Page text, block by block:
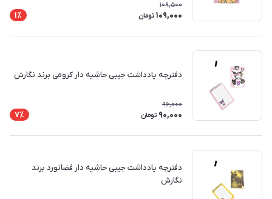
109,500
109,000 تومان 1٪
دفترچه یادداشت جیبی حاشیه دار کرومی برند نگارش
96,000
90,000 تومان 7٪
دفترچه یادداشت جیبی حاشیه دار فضانورد برند
نگارش